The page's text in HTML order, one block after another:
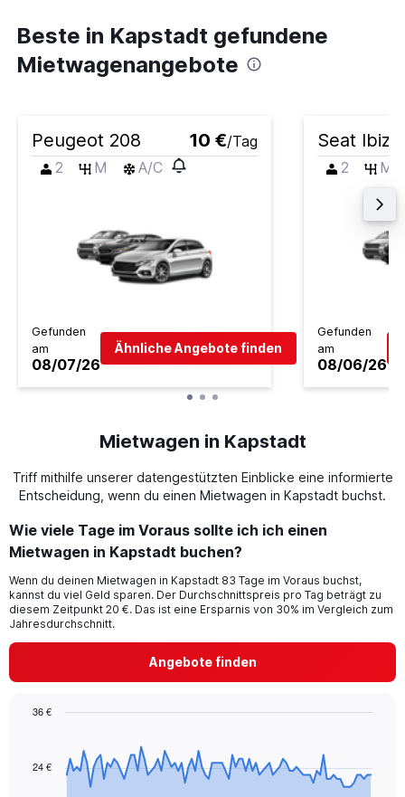
Beste in Kapstadt gefundene
Mietwagenangebote
Peugeot 208 10 €/Tag
2
M A/C
Gefunden
am
08/07/26
Ähnliche Angebote finden
Seat Ibiza
2 M
Gefunden
am
08/06/26
Mietwagen in Kapstadt
Triff mithilfe unserer datengestützten Einblicke eine informierte
Entscheidung, wenn du einen Mietwagen in Kapstadt buchst.
Wie viele Tage im Voraus sollte ich ich einen
Mietwagen in Kapstadt buchen?
Wenn du deinen Mietwagen in Kapstadt 83 Tage im Voraus buchst,
kannst du viel Geld sparen. Der Durchschnittspreis pro Tag beträgt zu
diesem Zeitpunkt 20 €. Das ist eine Ersparnis von 30% im Vergleich zum
Jahresdurchschnitt.
Angebote finden
data
24 €
36 €